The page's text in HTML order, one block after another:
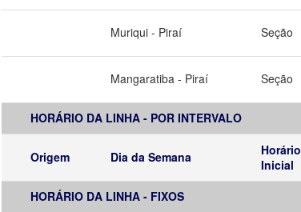
Muriqui - Piraí Seção
Mangaratiba - Piraí Seção
HORÁRIO DA LINHA - POR INTERVALO
Origem Dia da Semana
Horário
Inicial
HORÁRIO DA LINHA - FIXOS